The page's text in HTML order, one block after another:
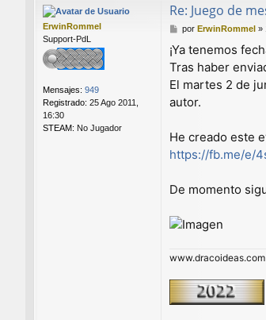
a
c
a
r
y
1
ErwinRommel
Support-PdL
Mensajes: 949
Registrado: 25 Ago 2011,
16:30
STEAM: No Jugador
Re: Juego de
M
n
s
a
j
e
por ErwinRommel»
¡Ya tenemos
Tras haber
El martes 2 de
autor.
He creado este
https://fb.me/e/
De momento
www.dracoideas.com